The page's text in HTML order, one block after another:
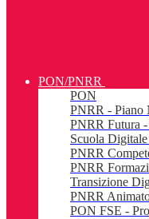
PON/PNRR
PON
PNRR - Piano
PNRR Futura
Scuola
PNRR
PNRR
Transizione
PNRR
PON FSE -